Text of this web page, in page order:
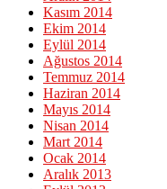
Kasım 2014
Ekim 2014
Eylül 2014
Ağustos 2014
Temmuz 2014
Haziran 2014
Mayıs 2014
Nisan 2014
Mart 2014
Ocak 2014
Aralık 2013